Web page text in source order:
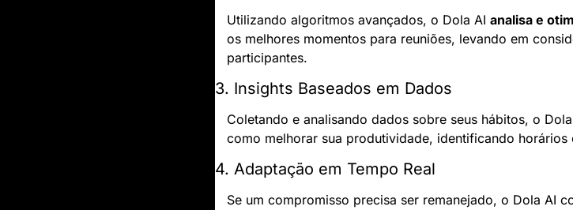
Utilizando algoritmos avançados, o Dola AI analisa e
os melhores momentos para reuniões, levando em
participantes.
3. Insights Baseados em Dados
Coletando e analisando dados sobre seus hábitos, o
como melhorar sua produtividade, identificando
4. Adaptação em Tempo Real
Se um compromisso precisa ser remanejado, o Dola AI